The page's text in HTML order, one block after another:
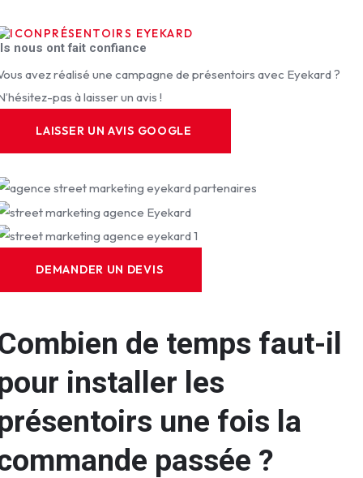
PRÉSENTOIRS EYEKARD
nous ont fait confiance
avez réalisé une campagne de présentoirs avec Eyekard ?
pas à laisser un avis !
LAISSER UN AVIS GOOGLE
DEMANDER UN DEVIS
de temps faut-il
installer les
une fois la
passée ?